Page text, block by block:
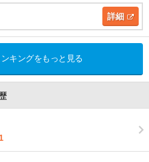
詳細
キングをもっと見る